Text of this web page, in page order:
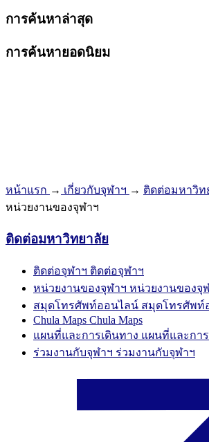
การค้นหาล่าสุด
การค้นหายอดนิยม
หน้าแรก → เกี่ยวกับจุฬาฯ → ติดต่อมหาวิท
หน่วยงานของจุฬาฯ
ติดต่อมหาวิทยาลัย
ติดต่อจุฬาฯ ติดต่อจุฬาฯ
หน่วยงานของจุฬาฯ หน่วยงานของจุ
สมุดโทรศัพท์ออนไลน์ สมุดโทรศัพท์
Chula Maps Chula Maps
แผนที่และการเดินทาง แผนที่และกา
ร่วมงานกับจุฬาฯ ร่วมงานกับจุฬาฯ